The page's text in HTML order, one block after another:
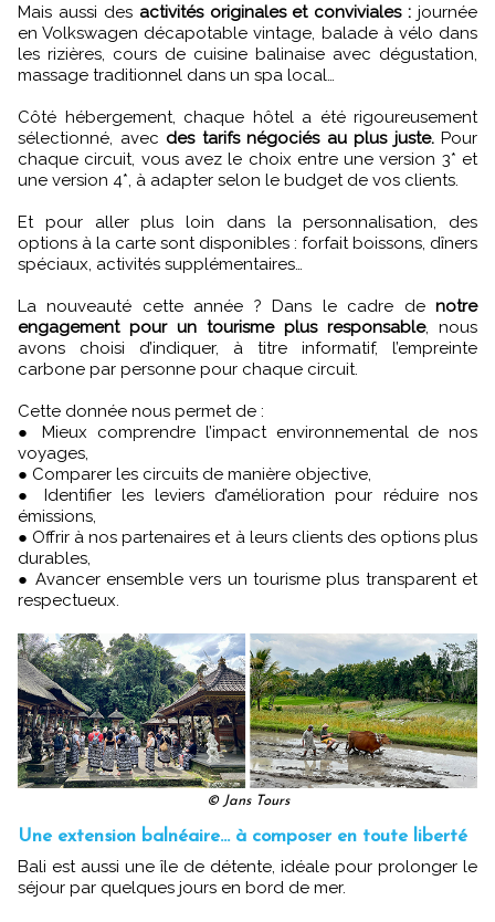
Mais aussi des activités originales et conviviales : journée
en Volkswagen décapotable vintage, balade à vélo dans
les rizières, cours de cuisine balinaise avec dégustation,
massage traditionnel dans un spa local…
Côté hébergement, chaque hôtel a été rigoureusement
sélectionné, avec des tarifs négociés au plus juste.Pour
chaque circuit, vous avez le choix entre une version 3* et
une version 4*, à adapter selon le budget de vos clients.
Et pour aller plus loin dans la personnalisation, des
options à la carte sont disponibles : forfait boissons, dîners
spéciaux, activités supplémentaires…
La nouveauté cette année ? Dans le cadre de notre
engagement pour un tourisme plus responsable, nous
avons choisi d’indiquer, à titre informatif, l’empreinte
carbone par personne pour chaque circuit.
Cette donnée nous permet de :
● Mieux comprendre l’impact environnemental de nos
voyages,
● Comparer les circuits de manière objective,
● Identifier les leviers d’amélioration pour réduire nos
émissions,
● Offrir à nos partenaires et à leurs clients des options plus
durables,
● Avancer ensemble vers un tourisme plus transparent et
respectueux.
© Jans Tours
Une extension balnéaire… à composer en toute liberté
Bali est aussi une île de détente, idéale pour prolonger le
séjour par quelques jours en bord de mer.